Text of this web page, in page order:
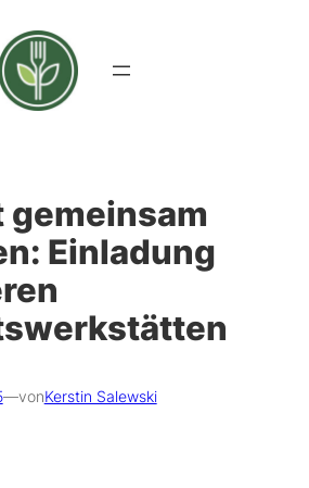
Einladung
—vonKerstin Salewski